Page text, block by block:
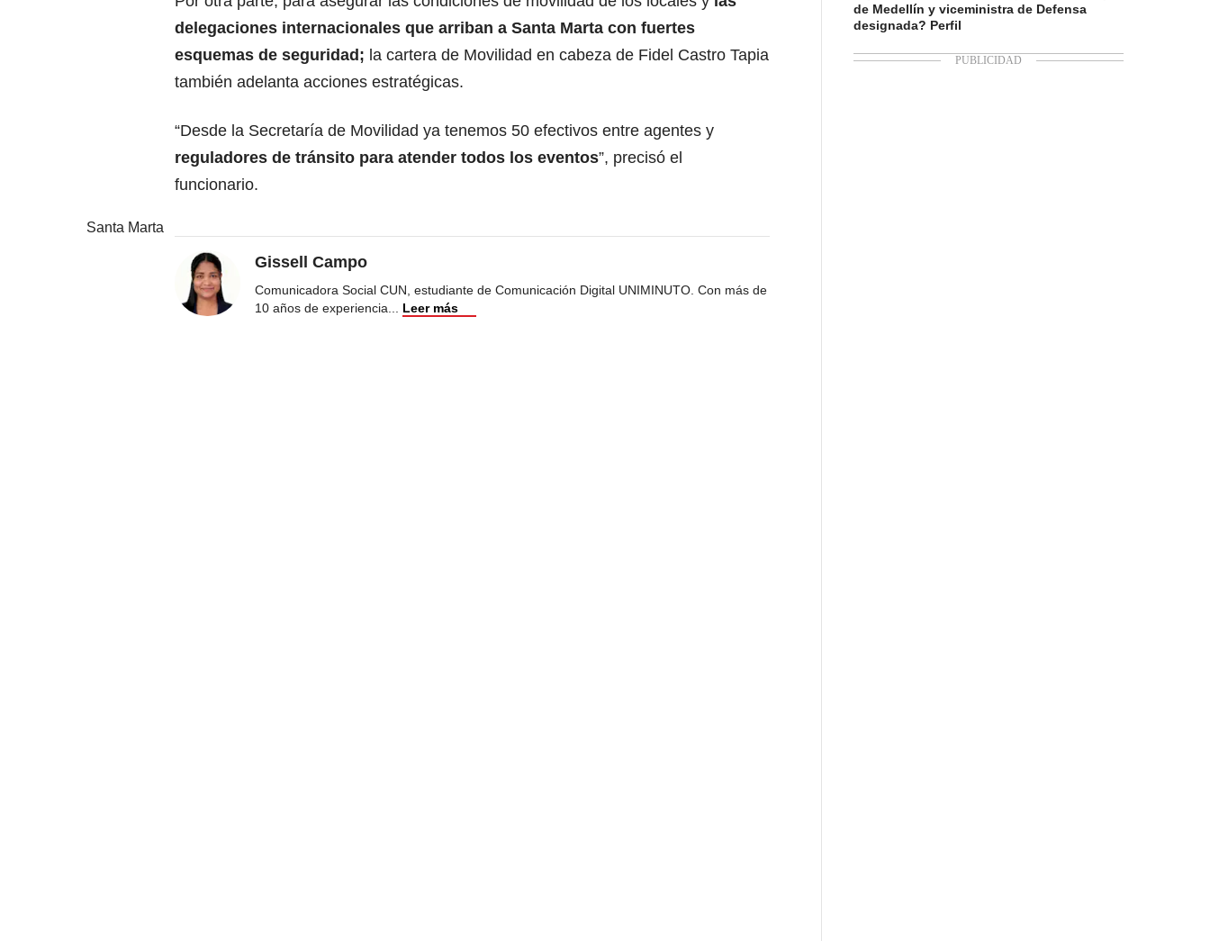
delegaciones internacionales que arriban a Santa Marta con fuertes
esquemas de seguridad; la cartera de Movilidad en cabeza de Fidel Castro Tapia
también adelanta acciones estratégicas.
“Desde la Secretaría de Movilidad ya tenemos 50 efectivos entre agentes y
reguladores de tránsito para atender todos los eventos”, precisó el
funcionario.
Santa Marta
Gissell Campo
Comunicadora Social CUN, estudiante de Comunicación Digital UNIMINUTO. Con más de
10 años de experiencia... Leer más
de Medellín y viceministra de Defensa
designada? Perfil